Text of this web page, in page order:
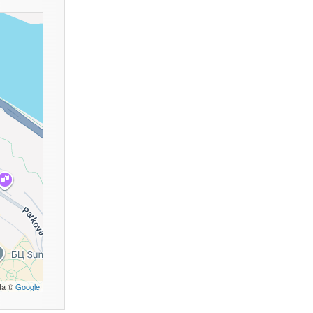
©Google